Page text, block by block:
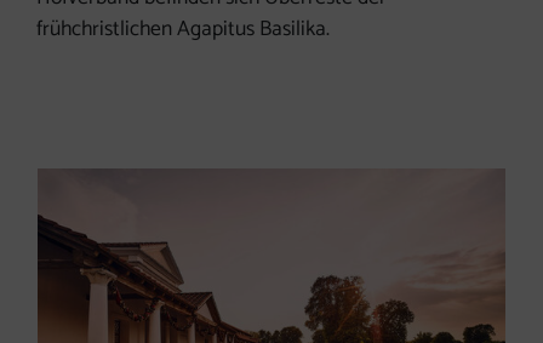
frühchristlichen Agapitus Basilika.